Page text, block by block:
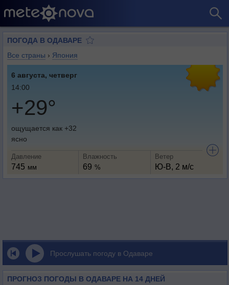
ПОГОДА В ОДАВАРЕ
Все страны › Япония
6 августа, четверг
14:00
+29°
ощущается как +32
ясно
Давление
745 мм
Влажность
69 %
Ветер
Ю-В, 2 м/с
Прослушать погоду в Одаваре
ПРОГНОЗ ПОГОДЫ В ОДАВАРЕ НА 14 ДНЕЙ